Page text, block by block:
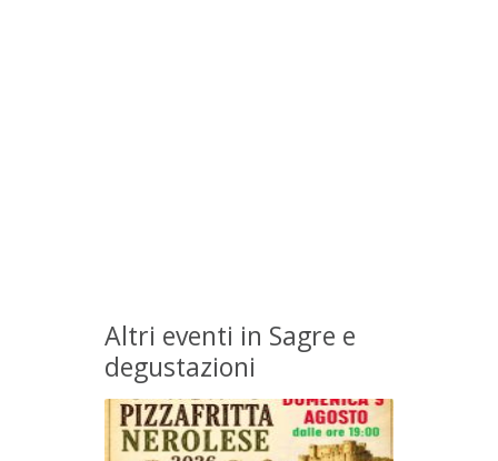
Altri eventi in Sagre e
degustazioni